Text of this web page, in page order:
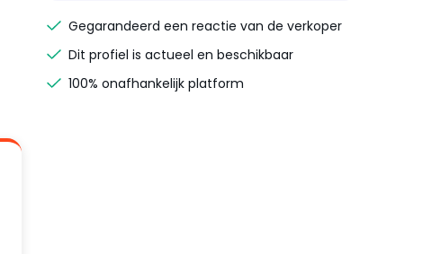
Gegarandeerd een reactie van de verkoper
Dit profiel is actueel en beschikbaar
100% onafhankelijk platform